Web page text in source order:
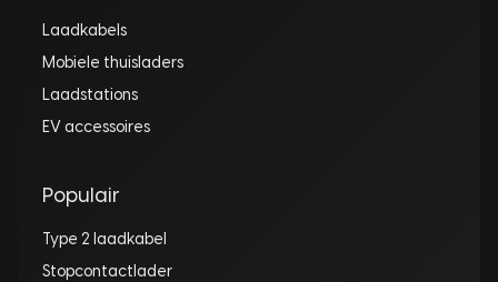
Laadkabels
Mobiele thuisladers
Laadstations
EV accessoires
Populair
Type 2 laadkabel
Stopcontactlader